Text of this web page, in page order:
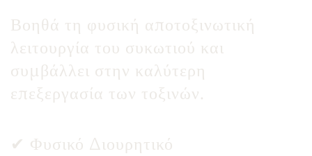
Βοηθά τη φυσική αποτοξινωτική
λειτουργία του συκωτιού και
συμβάλλει στην καλύτερη
επεξεργασία των τοξινών.
✔ Φυσικό Διουρητικό